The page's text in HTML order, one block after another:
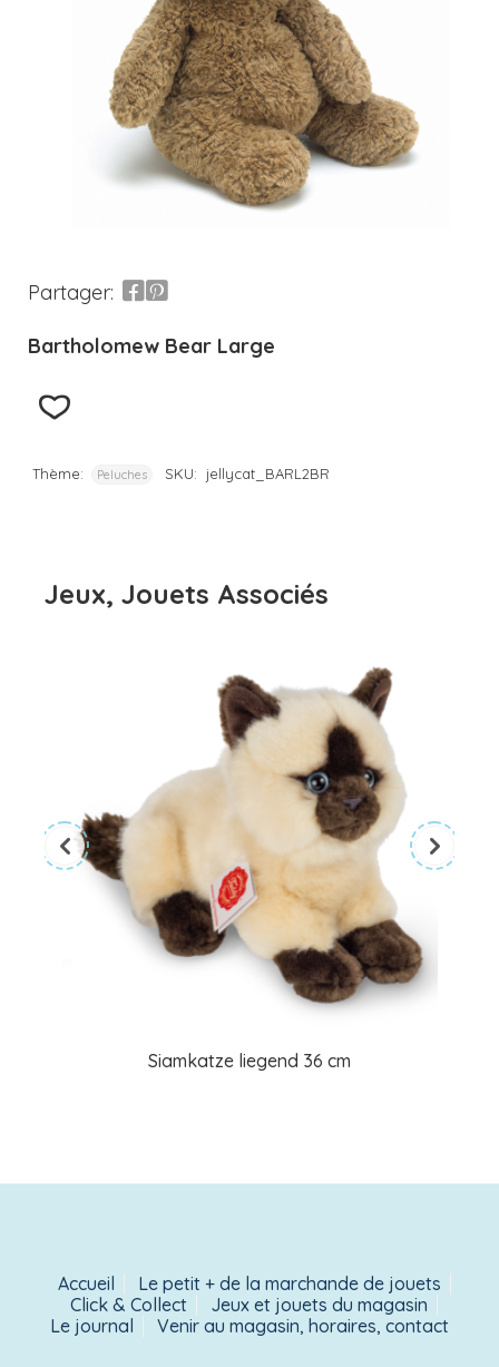
Partager:
Bartholomew Bear Large
Thème: Peluches SKU: jellycat_BARL2BR
Jeux, Jouets Associés
Siamkatze liegend 36 cm
Accueil
Le petit + de la marchande de jouets
Click & Collect
Jeux et jouets du magasin
Le journal
Venir au magasin, horaires, contact